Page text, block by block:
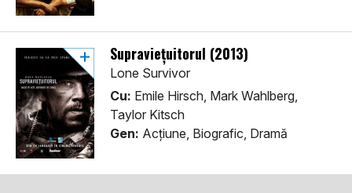
Supraviețuitorul (2013)
Lone Survivor
Cu: Emile Hirsch, Mark Wahlberg,
Taylor Kitsch
Gen: Acţiune, Biografic, Dramă